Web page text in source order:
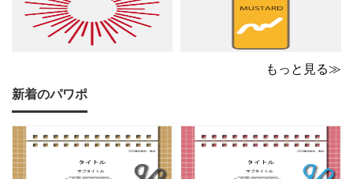
もっと見る≫
新着のパワポ